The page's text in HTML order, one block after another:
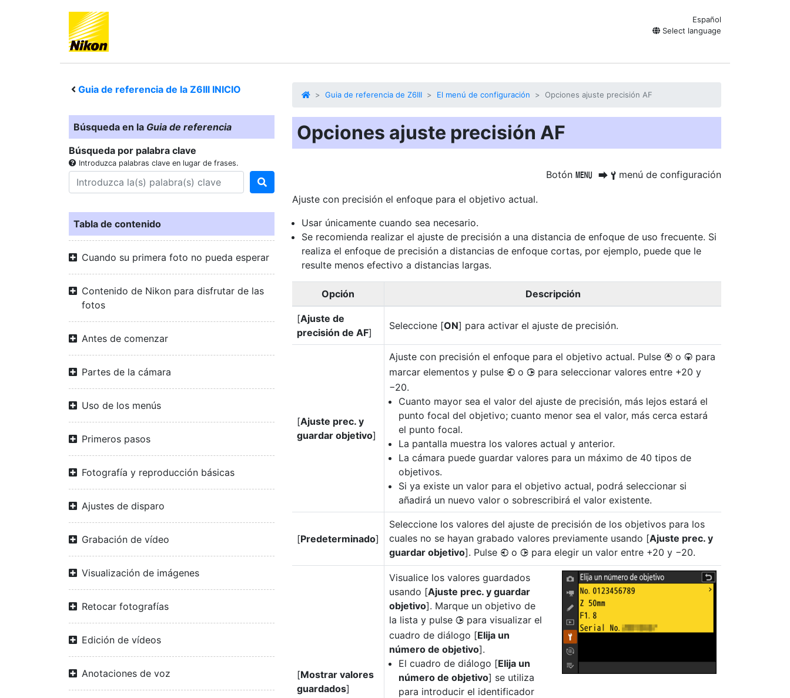
Español
Select language
Guia de referencia de la Z6III INICIO
Búsqueda en la Guia de referencia
Búsqueda por palabra clave
Introduzca palabras clave en lugar de frases.
Tabla de contenido
Cuando su primera foto no pueda esperar
Contenido de Nikon para disfrutar de las
fotos
Antes de comenzar
Partes de la cámara
Uso de los menús
Primeros pasos
Fotografía y reproducción básicas
Ajustes de disparo
Grabación de vídeo
Visualización de imágenes
Retocar fotografías
Edición de vídeos
Anotaciones de voz
Guia de referencia de Z6III El menú de configuración Opciones ajuste precisión AF
Opciones ajuste precisión AF
Botón G U B menú de configuración
Ajuste con precisión el enfoque para el objetivo actual.
Usar únicamente cuando sea necesario.
Se recomienda realizar el ajuste de precisión a una distancia de enfoque de uso frecuente. Si
realiza el enfoque de precisión a distancias de enfoque cortas, por ejemplo, puede que le
resulte menos efectivo a distancias largas.
Opción Descripción
[Ajuste de
precisión de AF]
Seleccione [ON] para activar el ajuste de precisión.
[Ajuste prec. y
guardar objetivo]
Ajuste con precisión el enfoque para el objetivo actual. Pulse 1 o 3 para
marcar elementos y pulse 4 o 2 para seleccionar valores entre +20 y
−20.
Cuanto mayor sea el valor del ajuste de precisión, más lejos estará el
punto focal del objetivo; cuanto menor sea el valor, más cerca estará
el punto focal.
La pantalla muestra los valores actual y anterior.
La cámara puede guardar valores para un máximo de 40 tipos de
objetivos.
Si ya existe un valor para el objetivo actual, podrá seleccionar si
añadirá un nuevo valor o sobrescribirá el valor existente.
[Predeterminado]
Seleccione los valores del ajuste de precisión de los objetivos para los
cuales no se hayan grabado valores previamente usando [Ajuste prec. y
guardar objetivo]. Pulse 4 o 2 para elegir un valor entre +20 y −20.
[Mostrar valores
guardados]
Visualice los valores guardados
usando [Ajuste prec. y guardar
objetivo]. Marque un objetivo de
la lista y pulse 2 para visualizar el
cuadro de diálogo [Elija un
número de objetivo].
El cuadro de diálogo [Elija un
número de objetivo] se utiliza
para introducir el identificador